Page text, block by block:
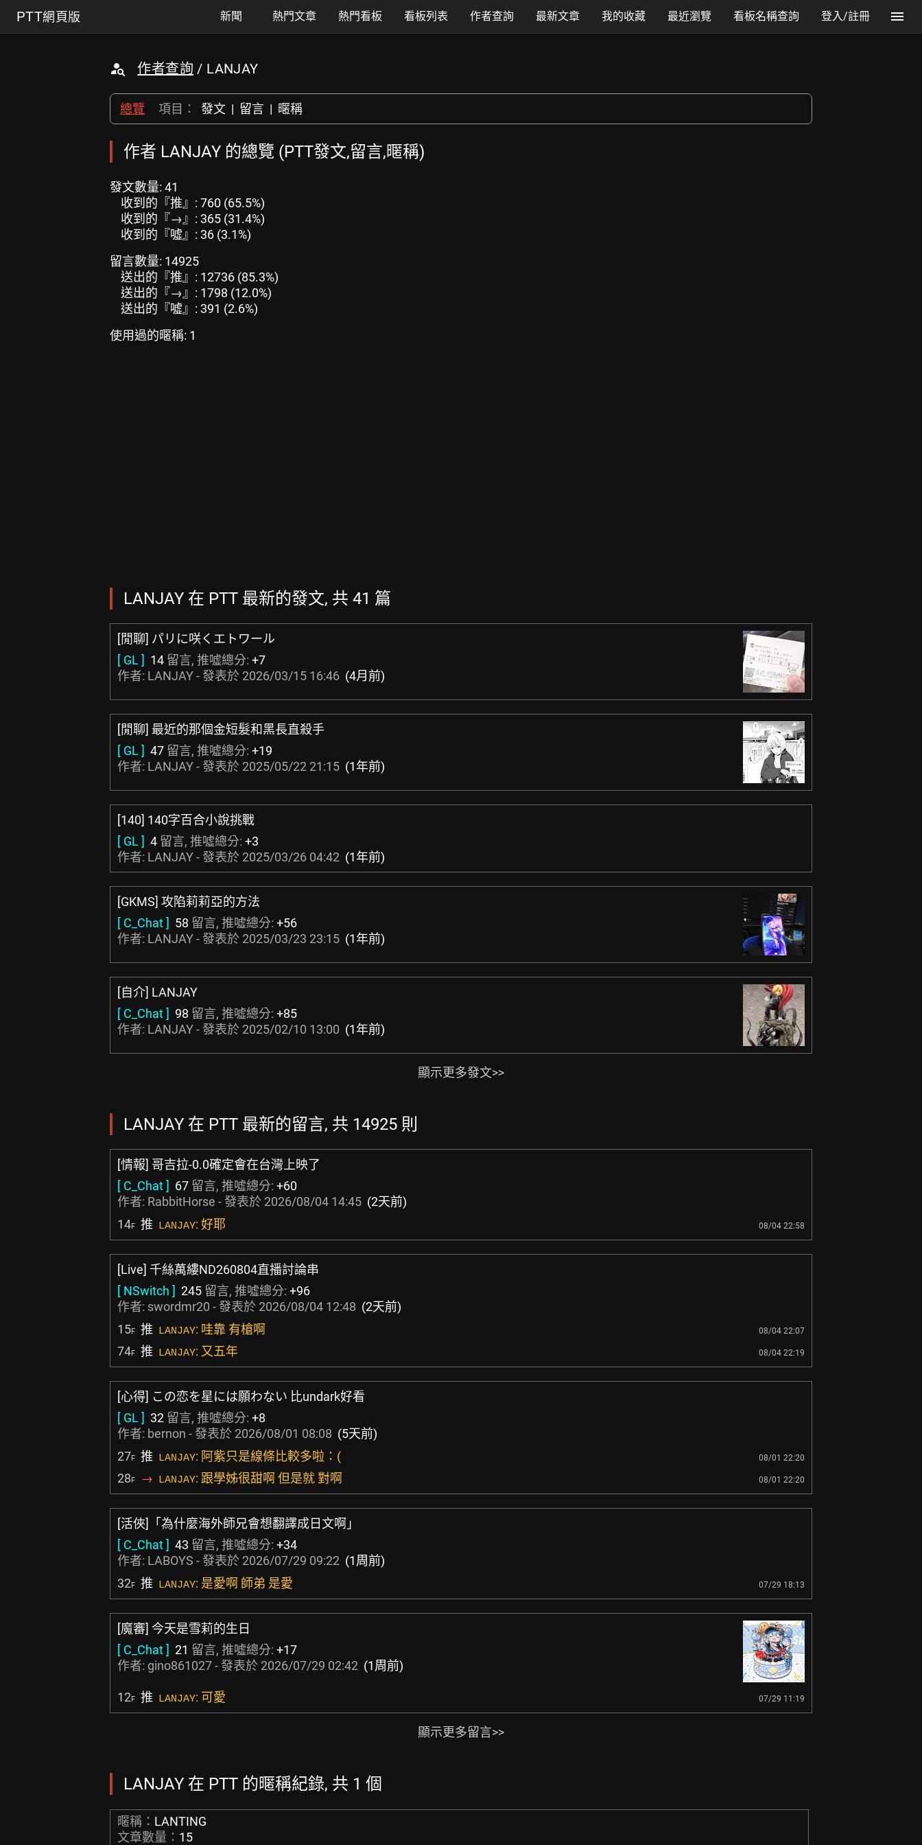
PTT網頁版 新聞 熱門文章 熱門看板 看板列表 作者查詢 最新文章 我的收藏 最近瀏覽 看板名稱查詢 登入/註冊
作者查詢 / LANJAY
總覽 項目： 發文 | 留言 | 暱稱
作者 LANJAY 的總覽 (PTT發文,留言,暱稱)
發文數量: 41
收到的『推』: 760 (65.5%)
收到的『→』: 365 (31.4%)
收到的『噓』: 36 (3.1%)
留言數量: 14925
送出的『推』: 12736 (85.3%)
送出的『→』: 1798 (12.0%)
送出的『噓』: 391 (2.6%)
使用過的暱稱: 1
LANJAY 在 PTT 最新的發文, 共 41 篇
[閒聊] パリに咲くエトワール
[ GL ] 14 留言, 推噓總分: +7
作者: LANJAY - 發表於 2026/03/15 16:46 (4月前)
[閒聊] 最近的那個金短髮和黑長直殺手
[ GL ] 47 留言, 推噓總分: +19
作者: LANJAY - 發表於 2025/05/22 21:15 (1年前)
[140] 140字百合小說挑戰
[ GL ] 4 留言, 推噓總分: +3
作者: LANJAY - 發表於 2025/03/26 04:42 (1年前)
[GKMS] 攻陷莉莉亞的方法
[ C_Chat ] 58 留言, 推噓總分: +56
作者: LANJAY - 發表於 2025/03/23 23:15 (1年前)
[自介] LANJAY
[ C_Chat ] 98 留言, 推噓總分: +85
作者: LANJAY - 發表於 2025/02/10 13:00 (1年前)
顯示更多發文>>
LANJAY 在 PTT 最新的留言, 共 14925 則
[情報] 哥吉拉-0.0確定會在台灣上映了
[ C_Chat ] 67 留言, 推噓總分: +60
作者: RabbitHorse - 發表於 2026/08/04 14:45 (2天前)
14F 推 LANJAY: 好耶 08/04 22:58
[Live] 千絲萬縷ND260804直播討論串
[ NSwitch ] 245 留言, 推噓總分: +96
作者: swordmr20 - 發表於 2026/08/04 12:48 (2天前)
15F 推 LANJAY: 哇靠 有槍啊 08/04 22:07
74F 推 LANJAY: 又五年 08/04 22:19
[心得] この恋を星には願わない 比undark好看
[ GL ] 32 留言, 推噓總分: +8
作者: bernon - 發表於 2026/08/01 08:08 (5天前)
27F 推 LANJAY: 阿紫只是線條比較多啦：( 08/01 22:20
28F → LANJAY: 跟學姊很甜啊 但是就 對啊 08/01 22:20
[活俠]「為什麼海外師兄會想翻譯成日文啊」
[ C_Chat ] 43 留言, 推噓總分: +34
作者: LABOYS - 發表於 2026/07/29 09:22 (1周前)
32F 推 LANJAY: 是愛啊 師弟 是愛 07/29 18:13
[魔審] 今天是雪莉的生日
[ C_Chat ] 21 留言, 推噓總分: +17
作者: gino861027- 發表於 2026/07/29 02:42 (1周前)
12F 推 LANJAY: 可愛 07/29 11:19
顯示更多留言>>
LANJAY 在 PTT 的暱稱紀錄, 共 1 個
暱稱： LANTING
文章數量： 15